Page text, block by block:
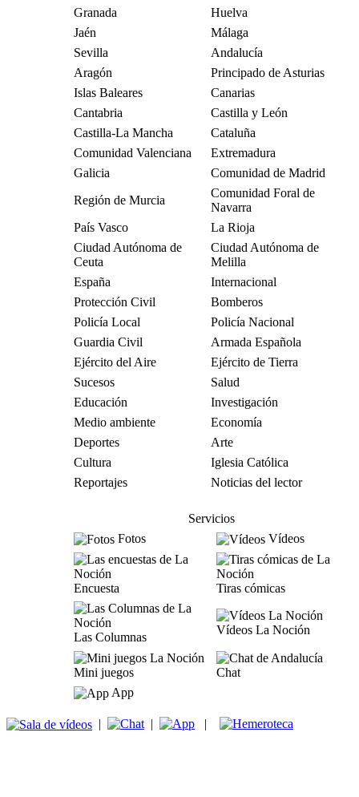
Granada
Huelva
Jaén
Málaga
Sevilla
Andalucía
Aragón
Principado de Asturias
Islas Baleares
Canarias
Cantabria
Castilla y León
Castilla-La Mancha
Cataluña
Comunidad Valenciana
Extremadura
Galicia
Comunidad de Madrid
Región de Murcia
Comunidad Foral de
Navarra
País Vasco
La Rioja
Ciudad Autónoma de
Ceuta
Ciudad Autónoma de
Melilla
España
Internacional
Protección Civil
Bomberos
Policía Local
Policía Nacional
Guardia Civil
Armada Española
Ejército del Aire
Ejército de Tierra
Sucesos
Salud
Educación
Investigación
Medio ambiente
Economía
Deportes
Arte
Cultura
Iglesia Católica
Reportajes
Noticias del lector
Servicios
Fotos
Vídeos
Encuesta Tiras cómicas
Las Columnas
Vídeos La Noción
Mini juegos
Chat
App
| | |